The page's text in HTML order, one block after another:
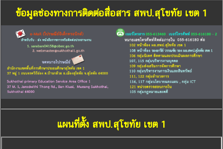
ข้อมูลช่องทางการติดต่อสื่อสาร สพป.สุโขทัย เขต 1
แผนที่ตั้ง สพป.สุโขทัย เขต 1